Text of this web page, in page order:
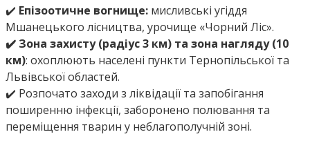
✔️ Епізоотичне вогнище: мисливські угіддя
Мшанецького лісництва, урочище «Чорний Ліс».
✔️ Зона захисту (радіус 3 км) та зона нагляду (10
км): охоплюють населені пункти Тернопільської та
Львівської областей.
✔️ Розпочато заходи з ліквідації та запобігання
поширенню інфекції, заборонено полювання та
переміщення тварин у неблагополучній зоні.